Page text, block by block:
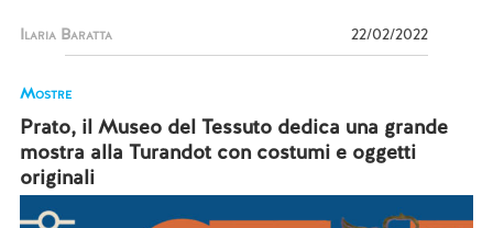
Ilaria Baratta 22/02/2022
Mostre
Prato, il Museo del Tessuto dedica una grande
mostra alla Turandot con costumi e oggetti
originali